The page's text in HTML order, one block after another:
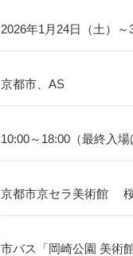
2026年1月24日（土）～
京都市、AS
10:00～18:00（最終入場
京都市京セラ美術館
市バス「岡崎公園 美術